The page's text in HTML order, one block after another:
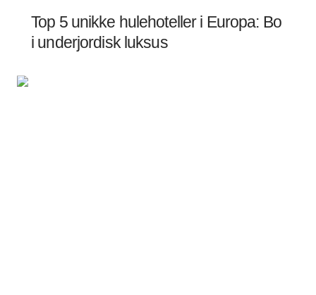
Top 5 unikke hulehoteller i Europa: Bo
i underjordisk luksus